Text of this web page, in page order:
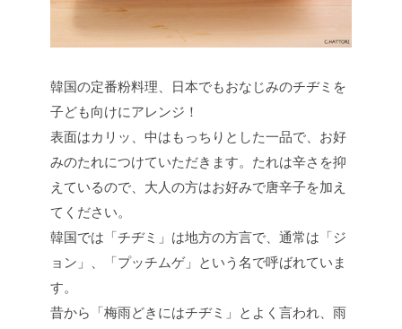
韓国の定番粉料理、日本でもおなじみのチヂミを
子ども向けにアレンジ！
表面はカリッ、中はもっちりとした一品で、お好
みのたれにつけていただきます。たれは辛さを抑
えているので、大人の方はお好みで唐辛子を加え
てください。
韓国では「チヂミ」は地方の方言で、通常は「ジ
ョン」、「プッチムゲ」という名で呼ばれていま
す。
昔から「梅雨どきにはチヂミ」とよく言われ、雨